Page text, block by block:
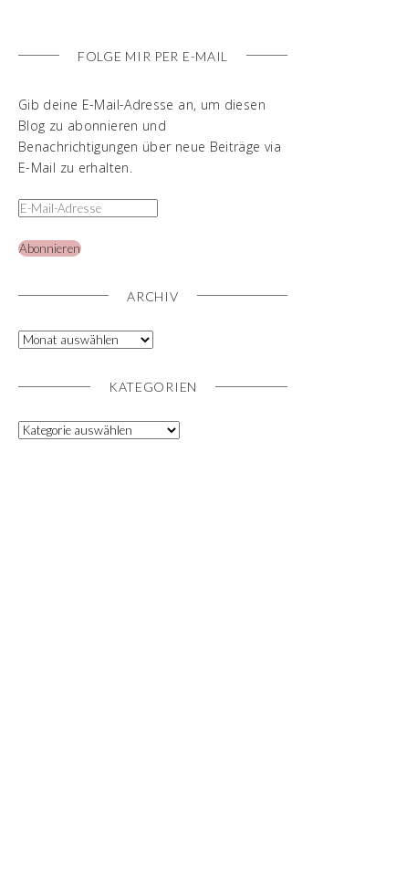
FOLGE MIR PER E-MAIL
Gib deine E-Mail-Adresse an, um diesen
Blog zu abonnieren und
Benachrichtigungen über neue Beiträge via
E-Mail zu erhalten.
Abonnieren
ARCHIV
KATEGORIEN